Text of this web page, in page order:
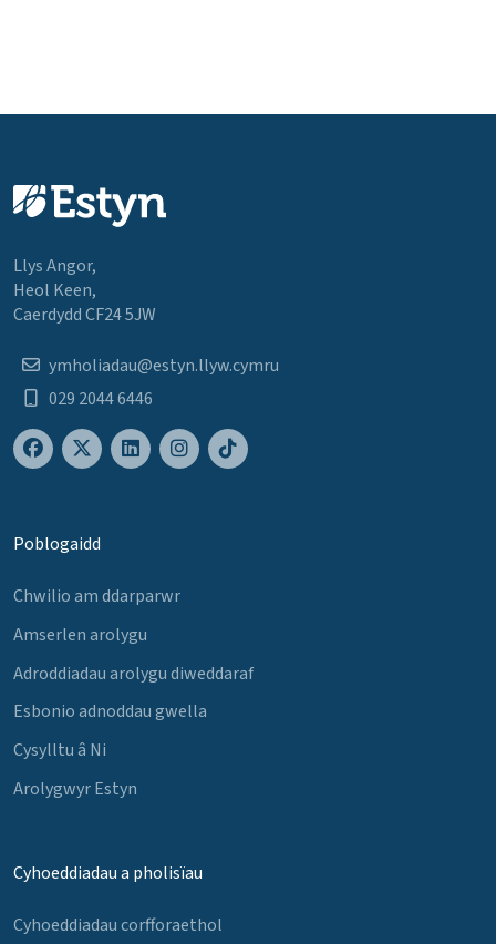
Llys Angor,
Heol Keen,
Caerdydd CF24 5JW
ymholiadau@estyn.llyw.cymru
029 2044 6446
Poblogaidd
Chwilio am ddarparwr
Amserlen arolygu
Adroddiadau arolygu diweddaraf
Esbonio adnoddau gwella
Cysylltu â Ni
Arolygwyr Estyn
Cyhoeddiadau a pholisïau
Cyhoeddiadau corfforaethol